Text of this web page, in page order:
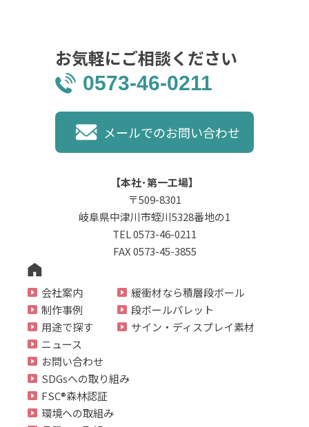
お気軽にご相談ください
0573-46-0211
メールでのお問い合わせ
【本社･第一工場】
〒509-8301
岐阜県中津川市蛭川5328番地の1
TEL 0573-46-0211
FAX 0573-45-3855
会社案内
制作事例
用途で探す
ニュース
お問い合わせ
緩衝材なら積層段ボール
段ボールパレット
サイン・ディスプレイ素材
SDGsへの取り組み
FSC®森林認証
環境への取組み